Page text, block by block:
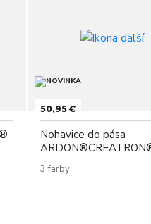
50,95 €
Nohavice do pása
3 farby